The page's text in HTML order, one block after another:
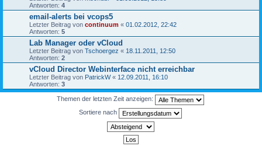
Antworten: 4
email-alerts bei vcops5
Letzter Beitrag von continuum « 01.02.2012, 22:42
Antworten: 5
Lab Manager oder vCloud
Letzter Beitrag von Tschoergez « 18.11.2011, 12:50
Antworten: 2
vCloud Director Webinterface nicht erreichbar
Letzter Beitrag von PatrickW« 12.09.2011, 16:10
Antworten: 3
Themen der letzten Zeit anzeigen:
Sortiere nach